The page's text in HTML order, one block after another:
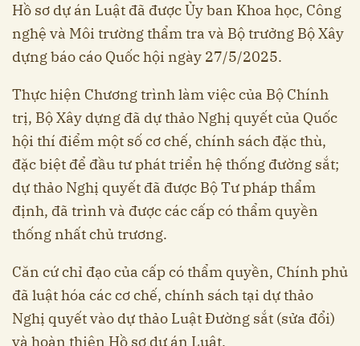
Hồ sơ dự án Luật đã được Ủy ban Khoa học, Công
nghệ và Môi trường thẩm tra và Bộ trưởng Bộ Xây
dựng báo cáo Quốc hội ngày 27/5/2025.
Thực hiện Chương trình làm việc của Bộ Chính
trị, Bộ Xây dựng đã dự thảo Nghị quyết của Quốc
hội thí điểm một số cơ chế, chính sách đặc thù,
đặc biệt để đầu tư phát triển hệ thống đường sắt;
dự thảo Nghị quyết đã được Bộ Tư pháp thẩm
định, đã trình và được các cấp có thẩm quyền
thống nhất chủ trương.
Căn cứ chỉ đạo của cấp có thẩm quyền, Chính phủ
đã luật hóa các cơ chế, chính sách tại dự thảo
Nghị quyết vào dự thảo Luật Đường sắt (sửa đổi)
và hoàn thiện Hồ sơ dự án Luật.